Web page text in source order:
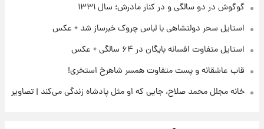
گوگوش در دو سالگی و در کنار مادرش؛ سال ۱۳۳۱
استایل سحر دولتشاهی با لباس چروک خبرساز شد + عکس
استایل متفاوت افسانه بایگان در ۶۴ سالگی + عکس
قاب عاشقانه و پست متفاوت همسر شاهرخ استخری!
خانه مجلل محمد صلاح، جایی که او مثل پادشاه زندگی می‌کند | تصاویر